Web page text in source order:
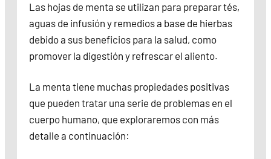
Las hojas de menta se utilizan para preparar tés,
aguas de infusión y remedios a base de hierbas
debido a sus beneficios para la salud, como
promover la digestión y refrescar el aliento.
La menta tiene muchas propiedades positivas
que pueden tratar una serie de problemas en el
cuerpo humano, que exploraremos con más
detalle a continuación: